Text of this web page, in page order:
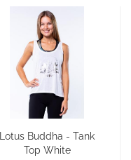
Lotus Buddha - Tank
Top White